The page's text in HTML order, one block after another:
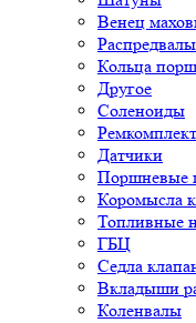
Венец
Распредвалы
Кольца
Другое
Соленоиды
Датчики
Поршневые
Коромысла
Топливные
ГБЦ
Седла
Вкладыши
Коленвалы